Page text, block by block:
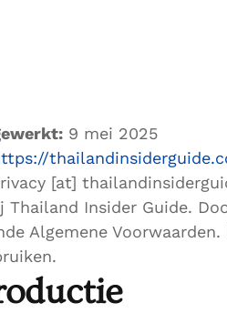
9 mei 2025
[at]
Thailand Insider Guide.
Algemene